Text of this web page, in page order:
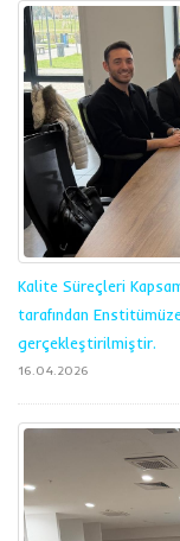
Kalite Süreçleri
tarafından
gerçekleştirilmiştir.
16.04.2026